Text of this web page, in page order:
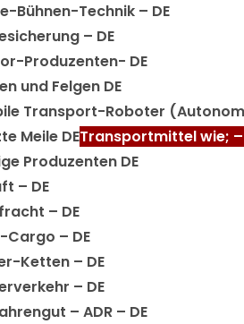
Bühnen-Technik – DE
– DE
Produzenten- DE
und Felgen DE
Transport-Roboter
Meile DETransportmittel wie;
Produzenten DE
– DE
– DE
Cargo – DE
Ketten – DE
– DE
– ADR – DE